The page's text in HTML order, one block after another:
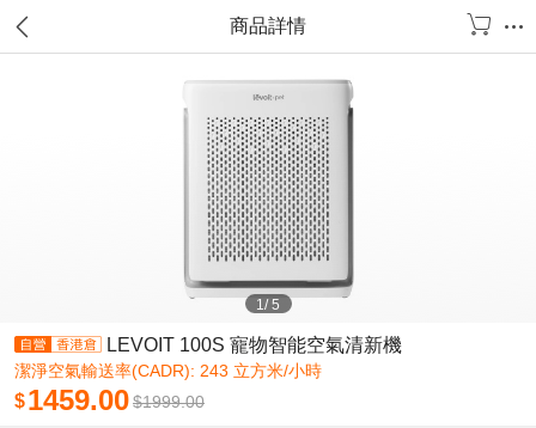
商品詳情
1/5
LEVOIT 100S 寵物智能空氣清新機
潔淨空氣輸送率(CADR): 243 立方米/小時
$1459.00$1999.00